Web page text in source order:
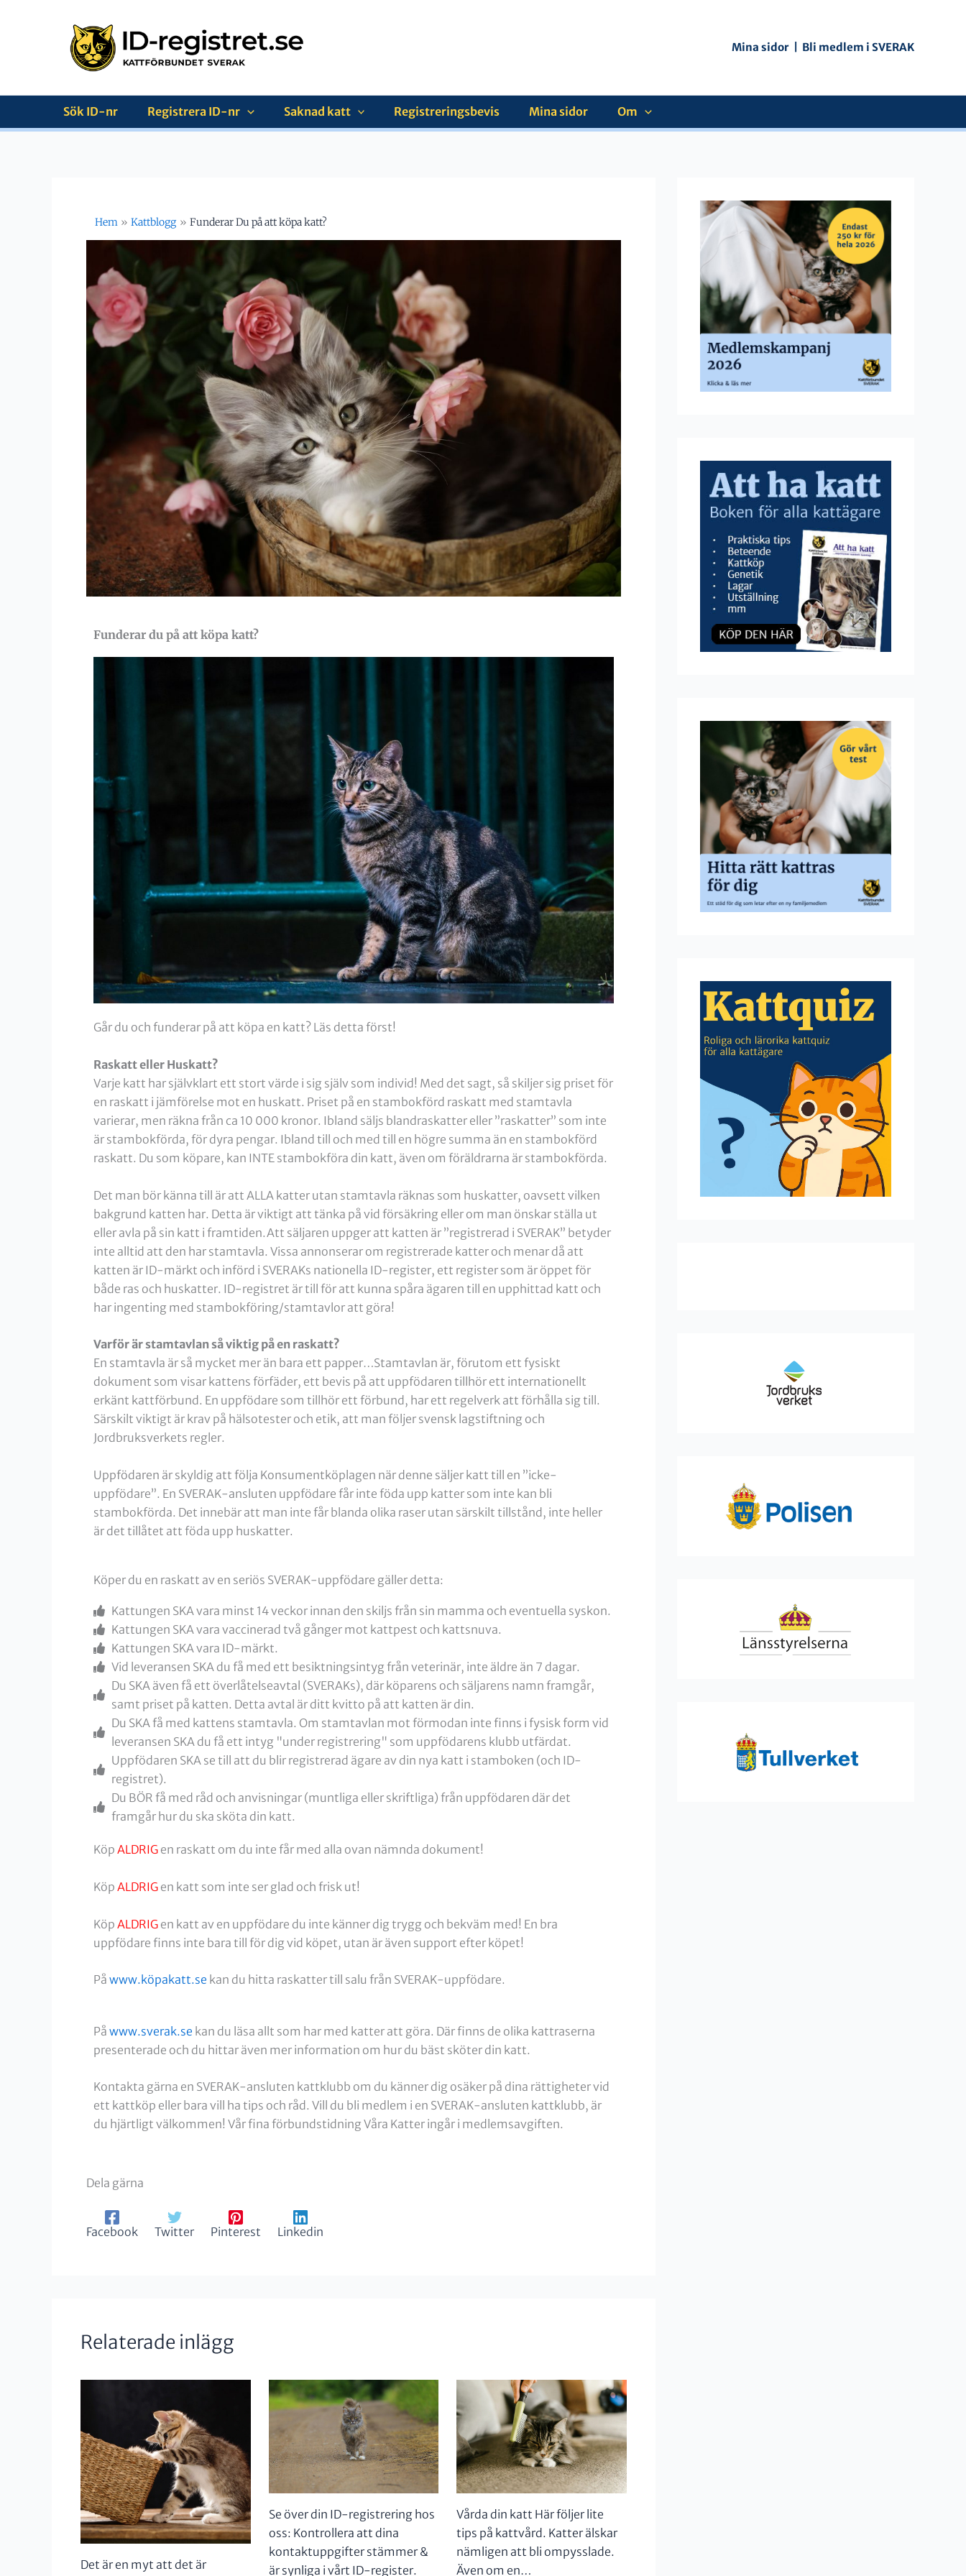
Mina sidor Bli medlem i SVERAK
Sök ID-nr Registrera ID-nr Saknad katt Registreringsbevis Mina sidor Om
Hem Kattblogg Funderar Du på att köpa katt?
Funderar du på att köpa katt?
Går du och funderar på att köpa en katt? Läs detta först!
Raskatt eller Huskatt?
Varje katt har självklart ett stort värde i sig själv som individ! Med det sagt, så skiljer sig priset för
en raskatt i jämförelse mot en huskatt. Priset på en stambokförd raskatt med stamtavla
varierar, men räkna från ca 10 000 kronor. Ibland säljs blandraskatter eller ”raskatter” som inte
är stambokförda, för dyra pengar. Ibland till och med till en högre summa än en stambokförd
raskatt. Du som köpare, kan INTE stambokföra din katt, även om föräldrarna är stambokförda.
Det man bör känna till är att ALLA katter utan stamtavla räknas som huskatter, oavsett vilken
bakgrund katten har. Detta är viktigt att tänka på vid försäkring eller om man önskar ställa ut
eller avla på sin katt i framtiden.Att säljaren uppger att katten är ”registrerad i SVERAK” betyder
inte alltid att den har stamtavla. Vissa annonserar om registrerade katter och menar då att
katten är ID-märkt och införd i SVERAKs nationella ID-register, ett register som är öppet för
både ras och huskatter. ID-registret är till för att kunna spåra ägaren till en upphittad katt och
har ingenting med stambokföring/stamtavlor att göra!
Varför är stamtavlan så viktig på en raskatt?
En stamtavla är så mycket mer än bara ett papper…Stamtavlan är, förutom ett fysiskt
dokument som visar kattens förfäder, ett bevis på att uppfödaren tillhör ett internationellt
erkänt kattförbund. En uppfödare som tillhör ett förbund, har ett regelverk att förhålla sig till.
Särskilt viktigt är krav på hälsotester och etik, att man följer svensk lagstiftning och
Jordbruksverkets regler.
Uppfödaren är skyldig att följa Konsumentköplagen när denne säljer katt till en ”icke-
uppfödare”. En SVERAK-ansluten uppfödare får inte föda upp katter som inte kan bli
stambokförda. Det innebär att man inte får blanda olika raser utan särskilt tillstånd, inte heller
är det tillåtet att föda upp huskatter.
Köper du en raskatt av en seriös SVERAK-uppfödare gäller detta:
Kattungen SKA vara minst 14 veckor innan den skiljs från sin mamma och eventuella syskon.
Kattungen SKA vara vaccinerad två gånger mot kattpest och kattsnuva.
Kattungen SKA vara ID-märkt.
Vid leveransen SKA du få med ett besiktningsintyg från veterinär, inte äldre än 7 dagar.
Du SKA även få ett överlåtelseavtal (SVERAKs), där köparens och säljarens namn framgår,
samt priset på katten. Detta avtal är ditt kvitto på att katten är din.
Du SKA få med kattens stamtavla. Om stamtavlan mot förmodan inte finns i fysisk form vid
leveransen SKA du få ett intyg "under registrering" som uppfödarens klubb utfärdat.
Uppfödaren SKA se till att du blir registrerad ägare av din nya katt i stamboken (och ID-
registret).
Du BÖR få med råd och anvisningar (muntliga eller skriftliga) från uppfödaren där det
framgår hur du ska sköta din katt.
Köp ALDRIG en raskatt om du inte får med alla ovan nämnda dokument!
Köp ALDRIG en katt som inte ser glad och frisk ut!
Köp ALDRIG en katt av en uppfödare du inte känner dig trygg och bekväm med! En bra
uppfödare finns inte bara till för dig vid köpet, utan är även support efter köpet!
På www.köpakatt.se kan du hitta raskatter till salu från SVERAK-uppfödare.
På www.sverak.se kan du läsa allt som har med katter att göra. Där finns de olika kattraserna
presenterade och du hittar även mer information om hur du bäst sköter din katt.
Kontakta gärna en SVERAK-ansluten kattklubb om du känner dig osäker på dina rättigheter vid
ett kattköp eller bara vill ha tips och råd. Vill du bli medlem i en SVERAK-ansluten kattklubb, är
du hjärtligt välkommen! Vår fina förbundstidning Våra Katter ingår i medlemsavgiften.
Dela gärna
Facebook Twitter Pinterest Linkedin
Relaterade inlägg
Det är en myt att det är
Se över din ID-registrering hos
oss: Kontrollera att dina
kontaktuppgifter stämmer &
är synliga i vårt ID-register.
Vårda din katt Här följer lite
tips på kattvård. Katter älskar
nämligen att bli ompysslade.
Även om en…